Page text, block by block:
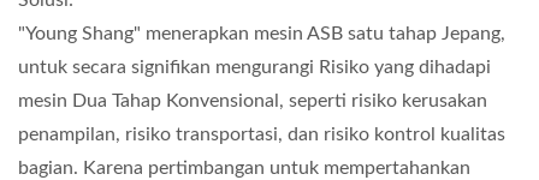
"Young Shang" menerapkan mesin ASB satu tahap Jepang,
untuk secara signifikan mengurangi Risiko yang dihadapi
mesin Dua Tahap Konvensional, seperti risiko kerusakan
penampilan, risiko transportasi, dan risiko kontrol kualitas
bagian. Karena pertimbangan untuk mempertahankan